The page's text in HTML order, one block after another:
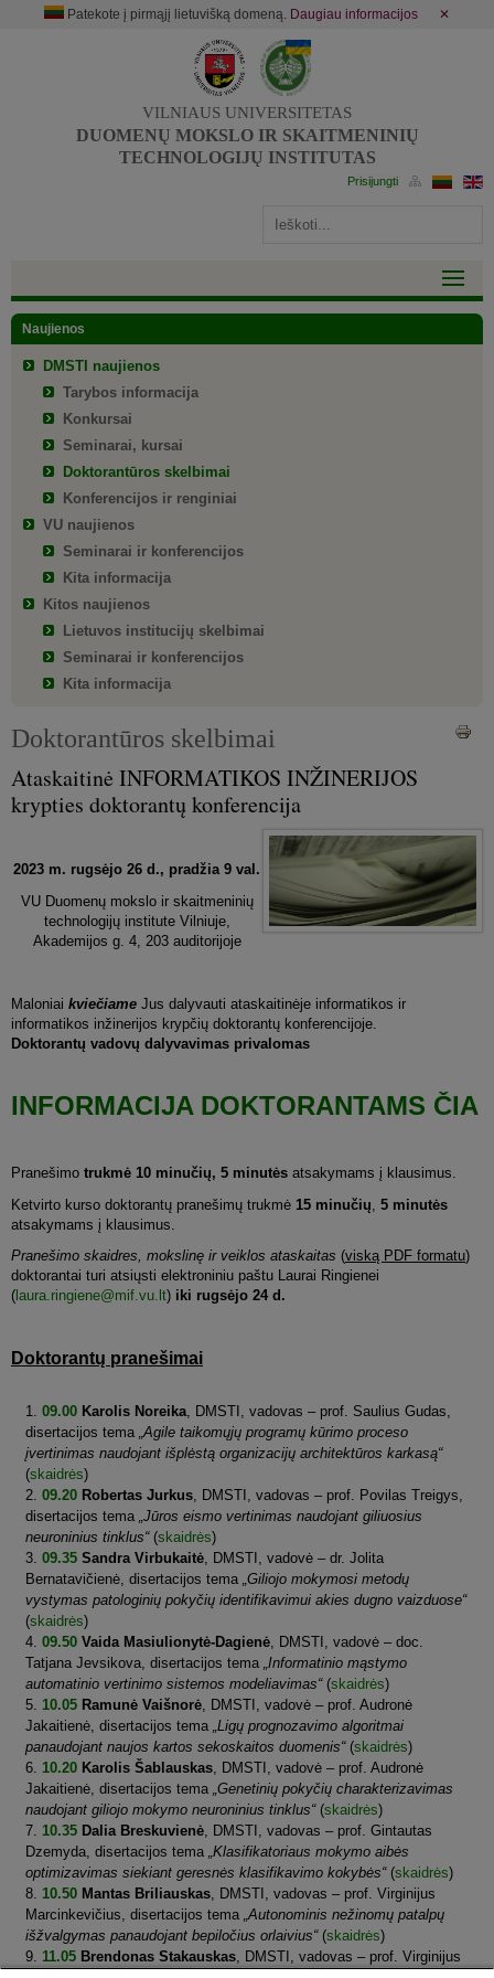
Patekote į pirmąjį lietuvišką domeną. Daugiau informacijos ✕
VILNIAUS UNIVERSITETAS
DUOMENŲ MOKSLO IR SKAITMENINIŲ
TECHNOLOGIJŲ INSTITUTAS
Naujienos
DMSTI naujienos
Tarybos informacija
Konkursai
Seminarai, kursai
Doktorantūros skelbimai
Konferencijos ir renginiai
VU naujienos
Seminarai ir konferencijos
Kita informacija
Kitos naujienos
Lietuvos institucijų skelbimai
Seminarai ir konferencijos
Kita informacija
Doktorantūros skelbimai
Ataskaitinė INFORMATIKOS INŽINERIJOS
krypties doktorantų konferencija
2023 m. rugsėjo 26 d., pradžia 9 val.
VU Duomenų mokslo ir skaitmeninių
technologijų institute Vilniuje,
Akademijos g. 4, 203 auditorijoje
Maloniai kviečiame Jus dalyvauti ataskaitinėje informatikos ir
informatikos inžinerijos krypčių doktorantų konferencijoje.
Doktorantų vadovų dalyvavimas privalomas
INFORMACIJA DOKTORANTAMS ČIA
Pranešimo trukmė 10 minučių, 5 minutės atsakymams į klausimus.
Ketvirto kurso doktorantų pranešimų trukmė 15 minučių 5 minutės
atsakymams į klausimus.
Pranešimo skaidres, mokslinę ir veiklos ataskaitas (viską PDF formatu)
doktorantai turi atsiųsti elektroniniu paštu Laurai Ringienei
( laura.ringiene@mif.vu.lt) iki rugsėjo 24 d.
Doktorantų pranešimai
09.00 Karolis Noreika, DMSTI, vadovas – prof. Saulius Gudas,
disertacijos tema „Agile taikomųjų programų kūrimo proceso
įvertinimas naudojant išplėstą organizacijų architektūros karkasą“
(skaidrės)
09.20 Robertas Jurkus, DMSTI, vadovas – prof. Povilas Treigys,
disertacijos tema „Jūros eismo vertinimas naudojant giliuosius
neuroninius tinklus“(skaidrės)
09.35 Sandra Virbukaitė, DMSTI, vadovė – dr. Jolita
Bernatavičienė, disertacijos tema „Giliojo mokymosi metodų
vystymas patologinių pokyčių identifikavimui akies dugno vaizduose“
(skaidrės)
09.50 Vaida Masiulionytė-Dagienė, DMSTI, vadovė – doc.
Tatjana Jevsikova, disertacijos tema „Informatinio mąstymo
automatinio vertinimo sistemos modeliavimas“(skaidrės)
10.05 Ramunė Vaišnorė, DMSTI, vadovė – prof. Audronė
Jakaitienė, disertacijos tema „Ligų prognozavimo algoritmai
panaudojant naujos kartos sekoskaitos duomenis“(skaidrės)
10.20 Karolis Šablauskas, DMSTI, vadovė – prof. Audronė
Jakaitienė, disertacijos tema „Genetinių pokyčių charakterizavimas
naudojant giliojo mokymo neuroninius tinklus“(skaidrės)
10.35 Dalia Breskuvienė, DMSTI, vadovas – prof. Gintautas
Dzemyda, disertacijos tema „Klasifikatoriaus mokymo aibės
optimizavimas siekiant geresnės klasifikavimo kokybės“(skaidrės)
10.50 Mantas Briliauskas, DMSTI, vadovas – prof. Virginijus
Marcinkevičius, disertacijos tema „Autonominis nežinomų patalpų
išžvalgymas panaudojant bepiločius orlaivius“(skaidrės)
11.05 Brendonas Stakauskas, DMSTI, vadovas – prof. Virginijus